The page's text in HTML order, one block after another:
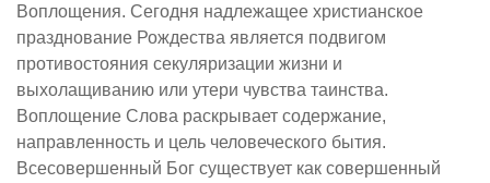
Воплощения. Сегодня надлежащее христианское
празднование Рождества является подвигом
противостояния секуляризации жизни и
выхолащиванию или утери чувства таинства.
Воплощение Слова раскрывает содержание,
направленность и цель человеческого бытия.
Всесовершенный Бог существует как совершенный